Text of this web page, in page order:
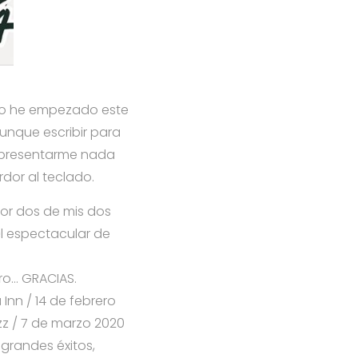
he empezado este
escribir para
nada
al teclado.
dos de mis dos
espectacular de
GRACIAS.
Inn / 14 de febrero
/ 7 de marzo 2020
éxitos,